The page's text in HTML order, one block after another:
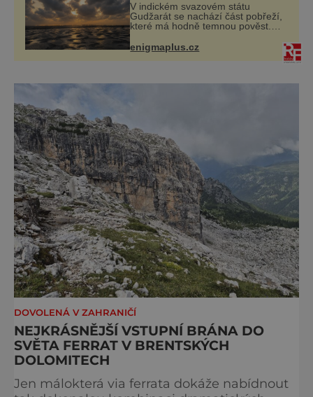
V indickém svazovém státu
Gudžarát se nachází část pobřeží,
které má hodně temnou pověst.
této pláže. Proč má pláž takové
netypické zbarvení? Nakolik jsou
enigmaplus.cz
DOVOLENÁ V ZAHRANIČÍ
NEJKRÁSNĚJŠÍ VSTUPNÍ BRÁNA DO
SVĚTA FERRAT V BRENTSKÝCH
DOLOMITECH
Jen málokterá via ferrata dokáže nabídnout